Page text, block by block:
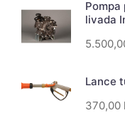
livada
Lance
370,00